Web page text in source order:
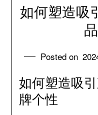
如何塑造吸
Posted on
如何塑造吸
牌个性